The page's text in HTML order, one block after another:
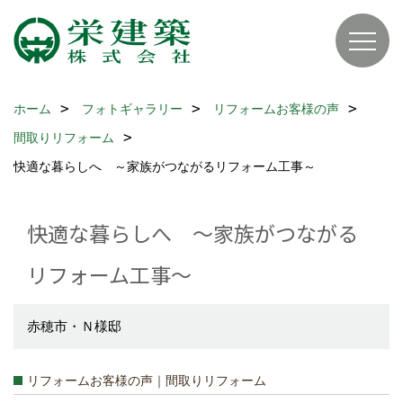
ホーム フォトギャラリー
リフォームお客様の声
間取りリフォーム
快適な暮らしへ ～家族がつながるリフォーム工事～
快適な暮らしへ ～家族がつながる
リフォーム工事～
赤穂市・Ｎ様邸
リフォームお客様の声｜間取りリフォーム